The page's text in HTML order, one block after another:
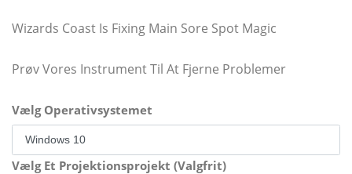
Wizards Coast Is Fixing Main Sore Spot Magic
Prøv Vores Instrument Til At Fjerne Problemer
Vælg Operativsystemet
Vælg Et Projektionsprojekt (Valgfrit)